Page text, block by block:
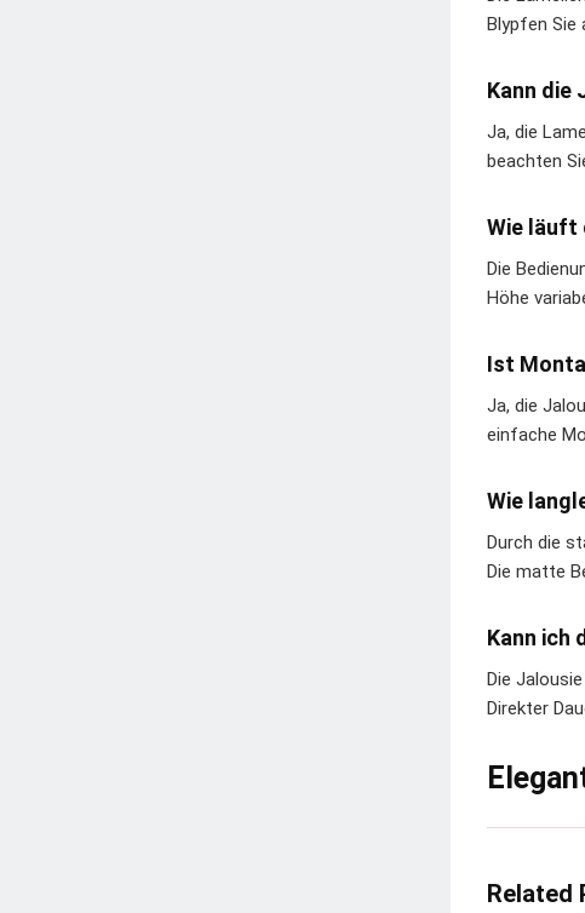
Blypfen Sie
Kann die
Ja, die
beachten
Wie läuft
Die
Höhe
Ist
Ja, die
einfache
Wie
Durch die
Die matte
Kann ich
Die
Direkter
Related